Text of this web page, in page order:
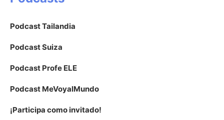
Podcast Tailandia
Podcast Suiza
Podcast Profe ELE
Podcast MeVoyalMundo
¡Participa como invitado!